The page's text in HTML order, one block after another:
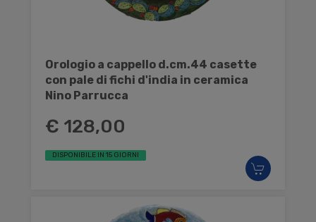
Orologio a cappello d.cm.44 casette
con pale di fichi d'india in ceramica
Nino Parrucca
€ 128,00
DISPONIBILE IN 15 GIORNI